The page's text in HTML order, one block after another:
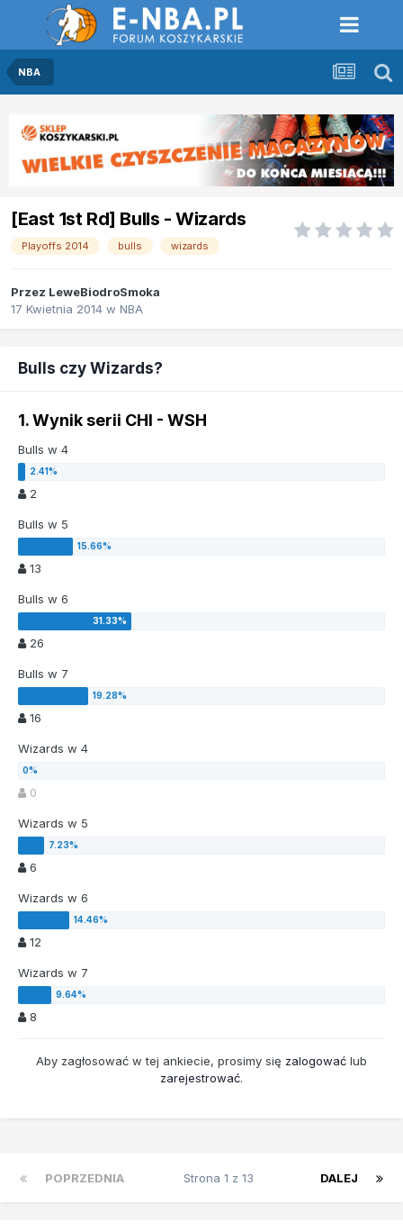
NBA
[East 1st Rd] Bulls - Wizards
Playoffs 2014 bulls wizards
Przez LeweBiodroSmoka
17 Kwietnia 2014 w NBA
Bulls czy Wizards?
1. Wynik serii CHI - WSH
Bulls w 4
2
Bulls w 5
13
Bulls w 6
26
Bulls w 7
16
Wizards w 4
0
Wizards w 5
6
Wizards w 6
12
Wizards w 7
8
Aby zagłosować w tej ankiecie, prosimy się zalogować lub
zarejestrować.
POPRZEDNIA DALEJ
Strona 1 z 13